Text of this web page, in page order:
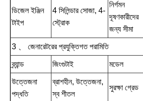
ডিজেল ইঞ্জিন
টাইপ
4 সিলিন্ডার সোজা, 4-
স্ট্রোক
নির্গমন
দূষণকারীদের
জন্য সীমা
3 、 জেনারেটরের প্রযুক্তিগত পরামিতি
ব্র্যান্ড জিংগুটাই মডেল
উত্তেজনা
পদ্ধতি
ব্রাশহীন, উত্তেজনা,
স্ব শীতল
সুরক্ষা গ্রেড